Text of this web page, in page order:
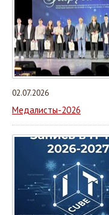
02.07.2026
Медалисты-2026